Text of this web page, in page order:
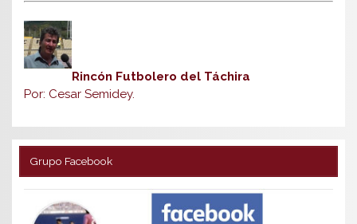
Rincón Futbolero del Táchira
Por: Cesar Semidey.
Grupo Facebook